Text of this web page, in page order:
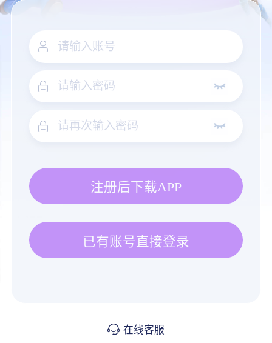
注册后下载APP
已有账号直接登录
在线客服